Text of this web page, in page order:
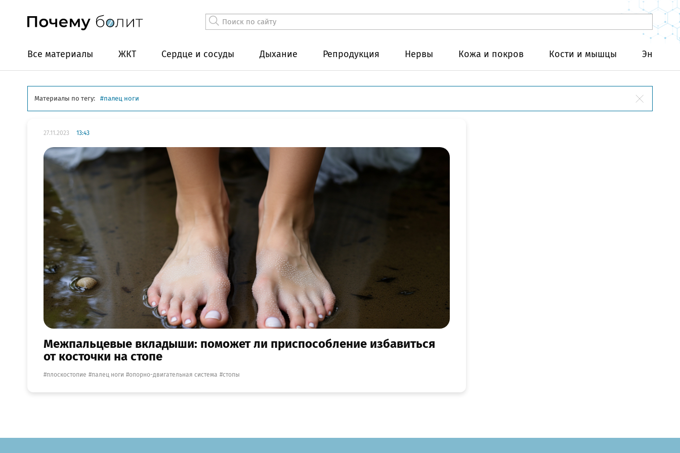
Все материалы ЖКТ Сердце и сосуды Дыхание Репродукция Нервы Кожа и покров Кости и мышцы
Материалы по тегу: палец ноги
27.11.2023 13:43
Межпальцевые вкладыши: поможет ли приспособление избавиться
от косточки на стопе
плоскостопие палец ноги опорно-двигательная система стопы